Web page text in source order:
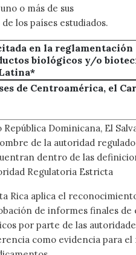
o más de sus
los países estudiados.
en la
biológicos y/o
de Centroamérica, el
República Dominicana, El
de la autoridad
dentro de las
Regulatoria Estricta
Rica aplica el
de informes finales de
por parte de las
como evidencia para